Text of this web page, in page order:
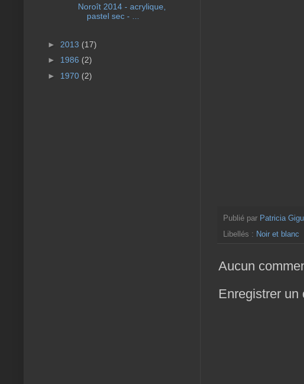
Publié par Patricia
Libellés : Noir et blanc
Aucun
Enregistrer un
Noroît 2014 - acrylique,
pastel sec - ...
► 2013 (17)
► 1986 (2)
► 1970 (2)